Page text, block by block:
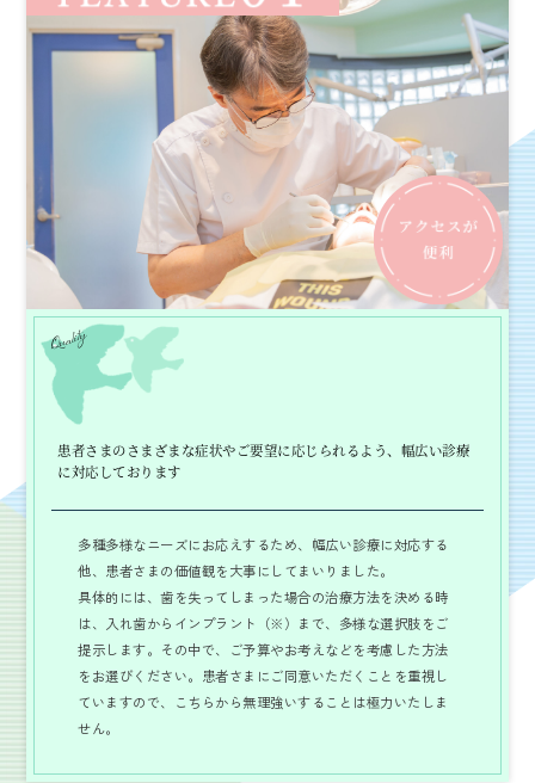
Quality
患者さまのさまざまな症状やご要望に応じられるよう、幅広い診療
に対応しております
多種多様なニーズにお応えするため、幅広い診療に対応する
他、患者さまの価値観を大事にしてまいりました。
具体的には、歯を失ってしまった場合の治療方法を決める時
は、入れ歯からインプラント（※）まで、多様な選択肢をご
提示します。その中で、ご予算やお考えなどを考慮した方法
をお選びください。患者さまにご同意いただくことを重視し
ていますので、こちらから無理強いすることは極力いたしま
せん。